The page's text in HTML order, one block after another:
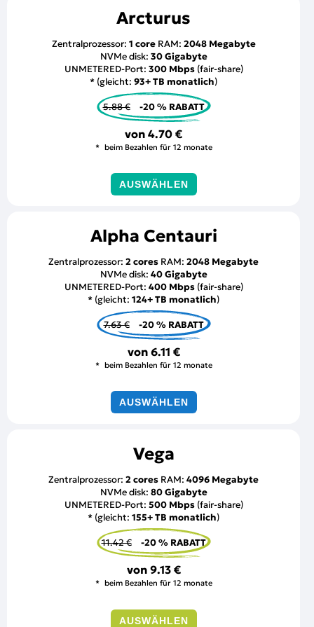
Arcturus
Zentralprozessor: 1 coreRAM: 2048 Megabyte
NVMe disk: 30 Gigabyte
UNMETERED-Port: 300 Mbps(fair-share)
* (gleicht: 93+ TB monatlich)
5.88 € -20 % RABATT
von 4.70 €
beim Bezahlen für 12 monate
AUSWÄHLEN
Alpha Centauri
Zentralprozessor: 2 cores RAM: 2048 Megabyte
NVMe disk: 40 Gigabyte
UNMETERED-Port: 400 Mbps(fair-share)
* (gleicht: 124+ TB monatlich)
7.63 € -20 % RABATT
von 6.11 €
beim Bezahlen für 12 monate
AUSWÄHLEN
Vega
Zentralprozessor: 2 cores RAM: 4096 Megabyte
NVMe disk: 80 Gigabyte
UNMETERED-Port: 500 Mbps(fair-share)
* (gleicht: 155+ TB monatlich)
11.42 € -20 % RABATT
von 9.13 €
beim Bezahlen für 12 monate
AUSWÄHLEN